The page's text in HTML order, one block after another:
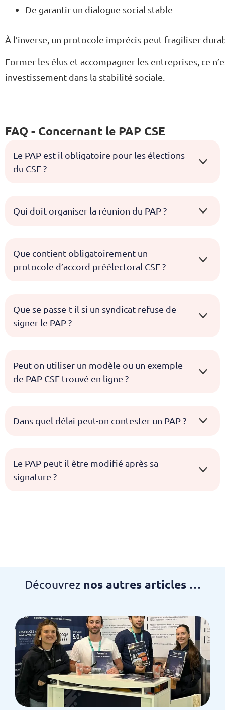
De garantir un dialogue social stable
À l’inverse, un protocole imprécis peut fragiliser
Former les élus et accompagner les entreprises, ce
investissement dans la stabilité sociale.
FAQ - Concernant le PAP CSE
Le PAP est-il obligatoire pour les élections
du CSE ?
Qui doit organiser la réunion du PAP ?
Que contient obligatoirement un
protocole d’accord préélectoral CSE ?
Que se passe-t-il si un syndicat refuse de
signer le PAP ?
Peut-on utiliser un modèle ou un exemple
de PAP CSE trouvé en ligne ?
Dans quel délai peut-on contester un PAP ?
Le PAP peut-il être modifié après sa
signature ?
Découvrez nos autres articles …